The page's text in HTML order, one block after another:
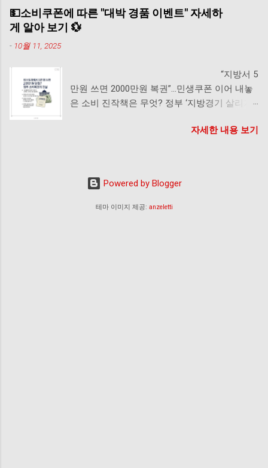
할 상환 소상공인 지원 단체 🌟 . 소상공인정책
자금 신청하러가기 💧 . 소상공인대출신청 바로
가기 ☀️ ...
💵소비쿠폰에 따른 "대박 경품 이벤트" 자세하
게 알아 보기 💱
- 10월 11, 2025
“지방서 5
만원 쓰면 2000만원 복권”…민생쿠폰 이어 내놓
은 소비 진작책은 무엇? 정부 ‘지방경기 살리기
결제하면 소비복권 숙박쿠폰 80만장 여행 촉진
2000만원의 온누리상품권에 당첨될 수 있는 ‘소
비복권’을 도입한다. 또 지방에는 전시·공연 할인
문화쿠폰을 수도권보다 2매씩 더 발급한다. 그
자세한 내용 보기
Powered by Blogger
테마 이미지 제공: anzeletti